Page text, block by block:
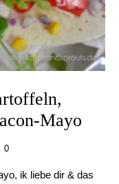
Mayo
0
ik liebe dir & das